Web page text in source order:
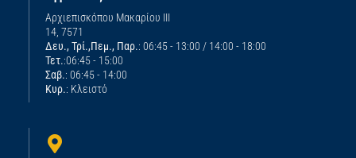
Αρχιεπισκόπου Μακαρίου ΙΙΙ
14, 7571
Δευ., Τρί.,Πεμ., Παρ.: 06:45 - 13:00 / 14:00 - 18:00
Τετ.:06:45 - 15:00
Σαβ.: 06:45 - 14:00
Κυρ.: Κλειστό